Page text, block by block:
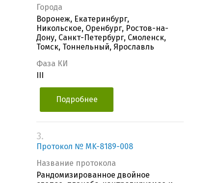
Города
Воронеж, Екатеринбург,
Никольское, Оренбург, Ростов-на-
Дону, Санкт-Петербург, Смоленск,
Томск, Тоннельный, Ярославль
Фаза КИ
Подробнее
3.
Протокол № MK-8189-008
Название протокола
Рандомизированное двойное